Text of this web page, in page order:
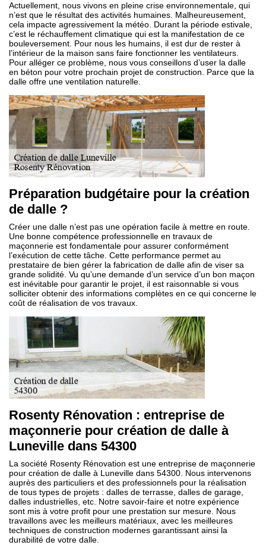
Actuellement, nous vivons en pleine crise environnementale, qui
n’est que le résultat des activités humaines. Malheureusement,
cela impacte agressivement la météo. Durant la période estivale,
c’est le réchauffement climatique qui est la manifestation de ce
bouleversement. Pour nous les humains, il est dur de rester à
l’intérieur de la maison sans faire fonctionner les ventilateurs.
Pour alléger ce problème, nous vous conseillons d’user la dalle
en béton pour votre prochain projet de construction. Parce que la
dalle offre une ventilation naturelle.
Préparation budgétaire pour la création
de dalle ?
Créer une dalle n’est pas une opération facile à mettre en route.
Une bonne compétence professionnelle en travaux de
maçonnerie est fondamentale pour assurer conformément
l’exécution de cette tâche. Cette performance permet au
prestataire de bien gérer la fabrication de dalle afin de viser sa
grande solidité. Vu qu’une demande d’un service d’un bon maçon
est inévitable pour garantir le projet, il est raisonnable si vous
solliciter obtenir des informations complètes en ce qui concerne le
coût de réalisation de vos travaux.
Rosenty Rénovation : entreprise de
maçonnerie pour création de dalle à
Luneville dans 54300
La société Rosenty Rénovation est une entreprise de maçonnerie
pour création de dalle à Luneville dans 54300. Nous intervenons
auprès des particuliers et des professionnels pour la réalisation
de tous types de projets : dalles de terrasse, dalles de garage,
dalles industrielles, etc. Notre savoir-faire et notre expérience
sont mis à votre profit pour une prestation sur mesure. Nous
travaillons avec les meilleurs matériaux, avec les meilleures
techniques de construction modernes garantissant ainsi la
durabilité de votre dalle.